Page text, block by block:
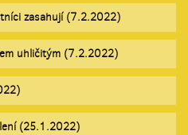
zasahují (7.2.2022)
uhličitým (7.2.2022)
(25.1.2022)